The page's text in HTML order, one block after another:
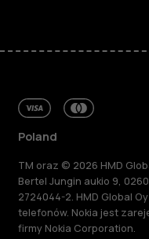
Poland
TM oraz © 2026 HMD
Bertel Jungin aukio 9,
2724044-2. HMD Global
telefonów. Nokia jest
firmy Nokia Corporation.